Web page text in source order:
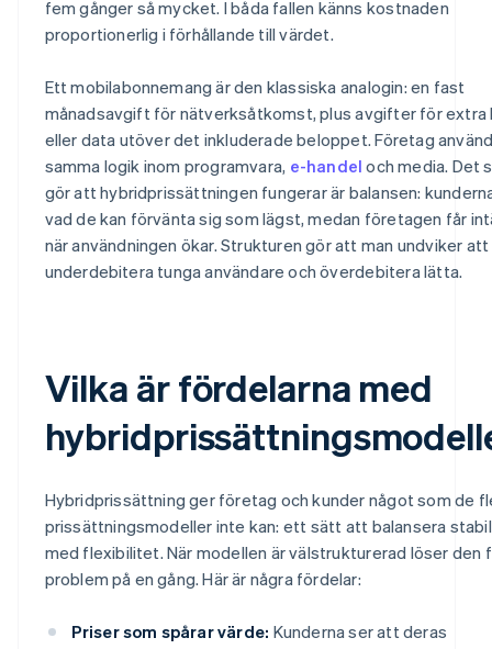
fem gånger så mycket. I båda fallen känns kostnaden
proportionerlig i förhållande till värdet.
Ett mobilabonnemang är den klassiska analogin: en fast
månadsavgift för nätverksåtkomst, plus avgifter för extra
eller data utöver det inkluderade beloppet. Företag
samma logik inom programvara, e-handel och media. Det
gör att hybridprissättningen fungerar är balansen:
vad de kan förvänta sig som lägst, medan företagen får
när användningen ökar. Strukturen gör att man undviker att
underdebitera tunga användare och överdebitera lätta.
Vilka är fördelarna med
Hybridprissättning ger företag och kunder något som de
prissättningsmodeller inte kan: ett sätt att balansera
med flexibilitet. När modellen är välstrukturerad löser den
problem på en gång. Här är några fördelar:
Priser som spårar värde: Kunderna ser att deras